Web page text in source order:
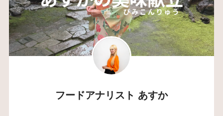
フードアナリスト あすか